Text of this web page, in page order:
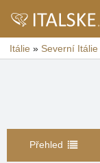
Itálie » Severní Itálie
Přehled